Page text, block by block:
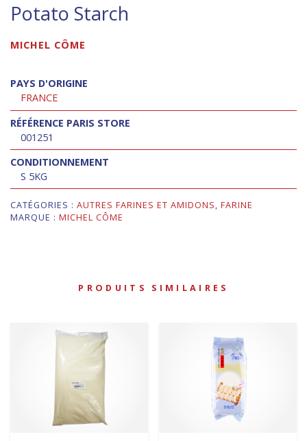
Potato Starch
MICHEL CÔME
PAYS D'ORIGINE
FRANCE
RÉFÉRENCE PARIS STORE
001251
CONDITIONNEMENT
S 5KG
CATÉGORIES : AUTRES FARINES ET AMIDONS, FARINE
MARQUE : MICHEL CÔME
PRODUITS SIMILAIRES